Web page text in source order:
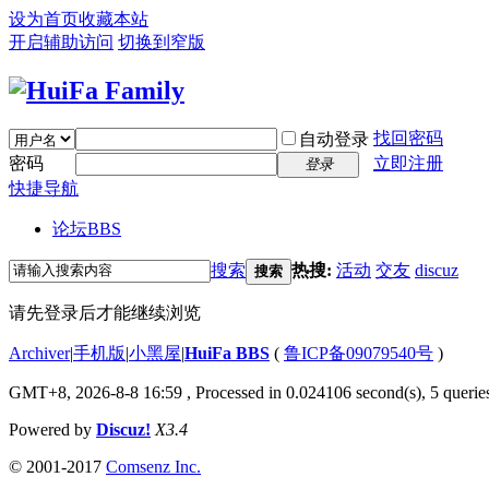
设为首页收藏本站
开启辅助访问 切换到窄版
自动登录 找回密码
密码
登录
立即注册
快捷导航
论坛BBS
搜索 搜索 热搜: 活动 交友 discuz
请先登录后才能继续浏览
Archiver|手机版|小黑屋|HuiFa BBS ( 鲁ICP备09079540号 )
GMT+8, 2026-8-8 16:59 , Processed in 0.024106 second(s), 5
Powered by Discuz! X3.4
© 2001-2017 Comsenz Inc.